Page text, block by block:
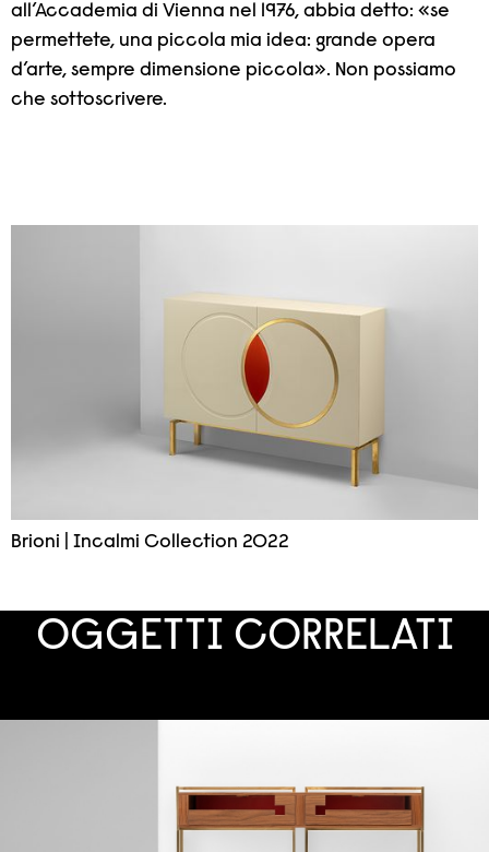
all’Accademia di Vienna nel 1976, abbia detto: «se
permettete, una piccola mia idea: grande opera
d’arte, sempre dimensione piccola». Non possiamo
che sottoscrivere.
Brioni | Incalmi Collection 2022
OGGETTI CORRELATI